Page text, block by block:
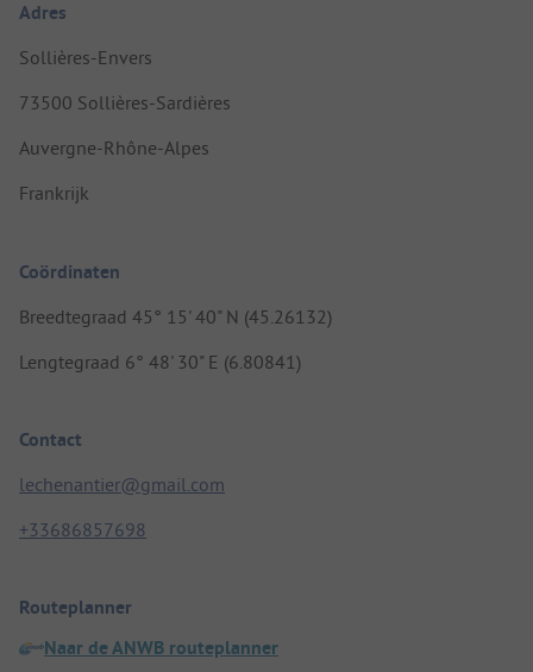
Adres
Sollières-Envers
73500 Sollières-Sardières
Auvergne-Rhône-Alpes
Frankrijk
Coördinaten
Breedtegraad 45° 15' 40" N (45.26132)
Lengtegraad 6° 48' 30" E (6.80841)
Contact
lechenantier@gmail.com
+33686857698
Routeplanner
Naar de ANWB routeplanner